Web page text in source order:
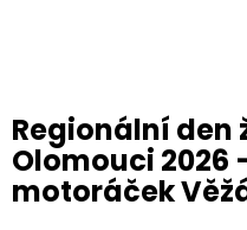
Regionální den
Olomouci 2026
motoráček